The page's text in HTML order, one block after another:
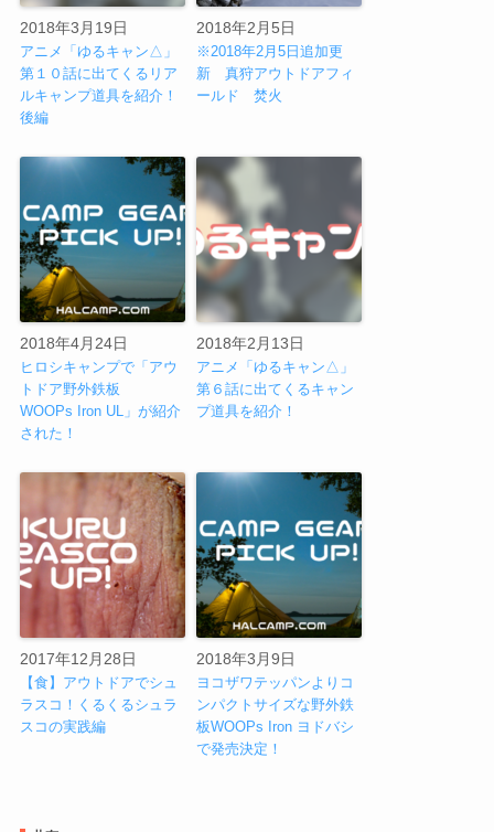
2018年3月19日
アニメ「ゆるキャン△」
第１０話に出てくるリア
ルキャンプ道具を紹介！
後編
2018年2月5日
※2018年2月5日追加更
新 真狩アウトドアフィ
ールド 焚火
2018年4月24日
ヒロシキャンプで「アウ
トドア野外鉄板
WOOPs Iron UL」が紹介
された！
2018年2月13日
アニメ「ゆるキャン△」
第６話に出てくるキャン
プ道具を紹介！
2017年12月28日
【食】アウトドアでシュ
ラスコ！くるくるシュラ
スコの実践編
2018年3月9日
ヨコザワテッパンよりコ
ンパクトサイズな野外鉄
板WOOPs Iron ヨドバシ
で発売決定！